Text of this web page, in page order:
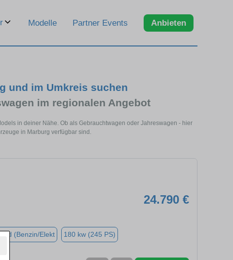
Modelle Partner Events Anbieten
und im Umkreis suchen
im regionalen Angebot
in deiner Nähe. Ob als Gebrauchtwagen oder Jahreswagen - hier
in Marburg verfügbar sind.
24.790 €
(Benzin/Elekt 180 kw (245 PS)